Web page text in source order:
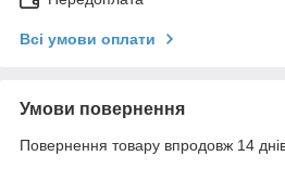
Всі умови оплати
Умови повернення
Повернення товару впродовж 14